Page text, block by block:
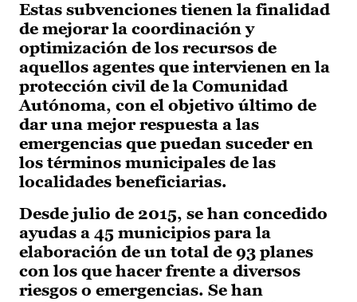
Estas subvenciones tienen la finalidad
de mejorar la coordinación y
optimización de los recursos de
aquellos agentes que intervienen en la
protección civil de la Comunidad
Autónoma, con el objetivo último de
dar una mejor respuesta a las
emergencias que puedan suceder en
los términos municipales de las
localidades beneficiarias.
Desde julio de 2015, se han concedido
ayudas a 45 municipios para la
elaboración de un total de 93 planes
con los que hacer frente a diversos
riesgos o emergencias. Se han